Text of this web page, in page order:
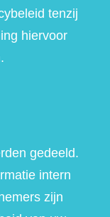
tenzij
hiervoor
gedeeld.
intern
zijn